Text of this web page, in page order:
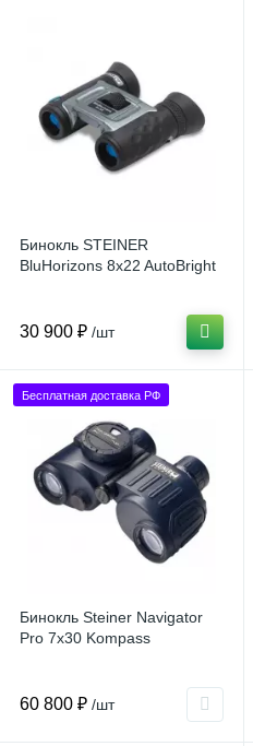
Бинокль STEINER
BluHorizons 8x22 AutoBright
30 900 ₽ /шт
Бесплатная доставка РФ
Бинокль Steiner Navigator
Pro 7x30 Kompass
60 800 ₽ /шт